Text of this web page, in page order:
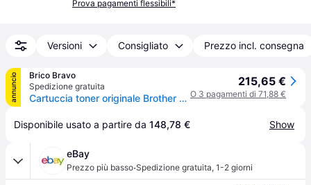
Prova pagamenti flessibili*
Versioni Consigliato Prezzo incl. consegna
annuncio
Brico Bravo
Spedizione gratuita
Cartuccia toner originale Brother TN-243CMYK 1 pezzo Nero, Ciano, Magenta, Giallo
215,65 €
O 3 pagamenti di 71,88 €
Disponibile usato a partire da 148,78 € Show
eBay
Prezzo più basso·Spedizione gratuita, 1-2 giorni